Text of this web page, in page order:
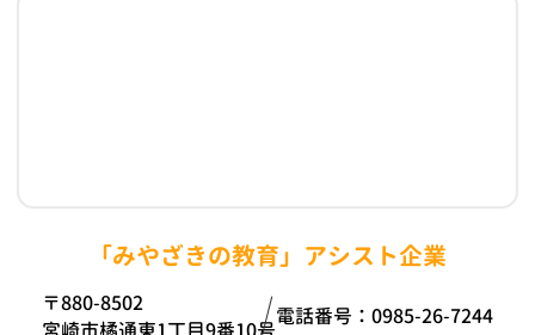
「みやざきの教育」アシスト企業
〒880-8502
電話番号：0985-26-7244